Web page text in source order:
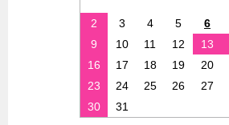
2
3 4 5 6
9
10 11 12 13
16
17 18 19 20
23
24 25 26 27
30
31